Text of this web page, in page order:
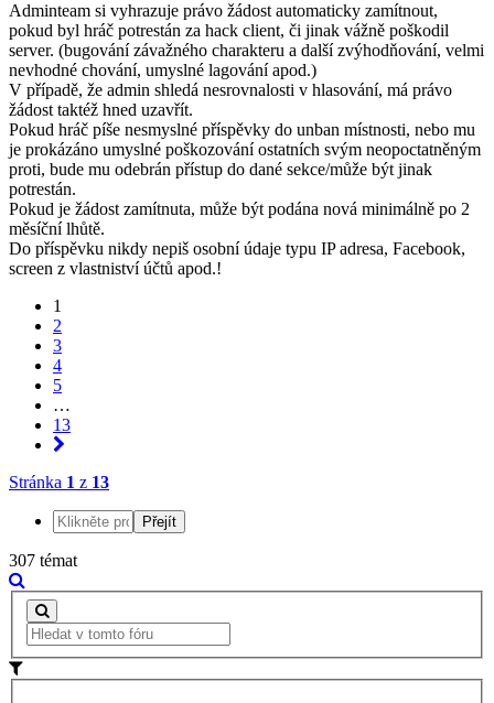
Adminteam si vyhrazuje právo žádost automaticky zamítnout,
pokud byl hráč potrestán za hack client, či jinak vážně poškodil
server. (bugování závažného charakteru a další zvýhodňování, velmi
nevhodné chování, umyslné lagování apod.)
V případě, že admin shledá nesrovnalosti v hlasování, má právo
žádost taktéž hned uzavřít.
Pokud hráč píše nesmyslné příspěvky do unban místnosti, nebo mu
je prokázáno umyslné poškozování ostatních svým neopoctatněným
proti, bude mu odebrán přístup do dané sekce/může být jinak
potrestán.
Pokud je žádost zamítnuta, může být podána nová minimálně po 2
měsíční lhůtě.
Do příspěvku nikdy nepiš osobní údaje typu IP adresa, Facebook,
screen z vlastniství účtů apod.!
1
2
3
4
5
…
13
Stránka 1 z 13
307 témat